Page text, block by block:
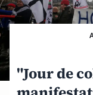
"Jour de